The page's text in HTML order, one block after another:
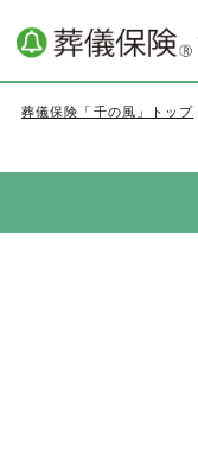
葬儀保険「千の風」トップ